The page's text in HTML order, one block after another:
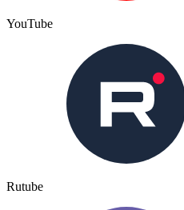
YouTube
Rutube